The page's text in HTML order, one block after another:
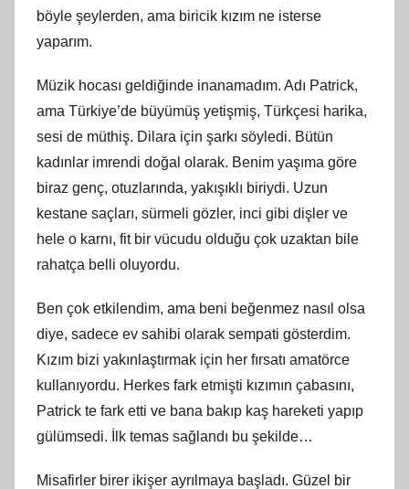
böyle şeylerden, ama biricik kızım ne isterse
yaparım.
Müzik hocası geldiğinde inanamadım. Adı Patrick,
ama Türkiye’de büyümüş yetişmiş, Türkçesi harika,
sesi de müthiş. Dilara için şarkı söyledi. Bütün
kadınlar imrendi doğal olarak. Benim yaşıma göre
biraz genç, otuzlarında, yakışıklı biriydi. Uzun
kestane saçları, sürmeli gözler, inci gibi dişler ve
hele o karnı, fit bir vücudu olduğu çok uzaktan bile
rahatça belli oluyordu.
Ben çok etkilendim, ama beni beğenmez nasıl olsa
diye, sadece ev sahibi olarak sempati gösterdim.
Kızım bizi yakınlaştırmak için her fırsatı amatörce
kullanıyordu. Herkes fark etmişti kızımın çabasını,
Patrick te fark etti ve bana bakıp kaş hareketi yapıp
gülümsedi. İlk temas sağlandı bu şekilde…
Misafirler birer ikişer ayrılmaya başladı. Güzel bir